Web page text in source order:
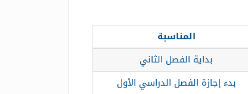
المناسبة
بداية الفصل الثاني
بدء إجازة الفصل الدراسي الأول